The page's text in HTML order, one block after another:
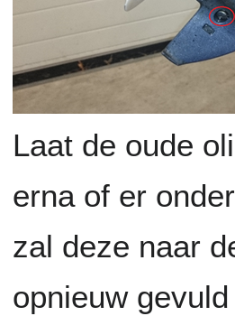
Laat de oude
erna of er
zal deze naar
opnieuw